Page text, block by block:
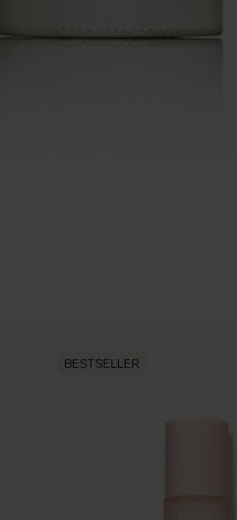
BESTSELLER